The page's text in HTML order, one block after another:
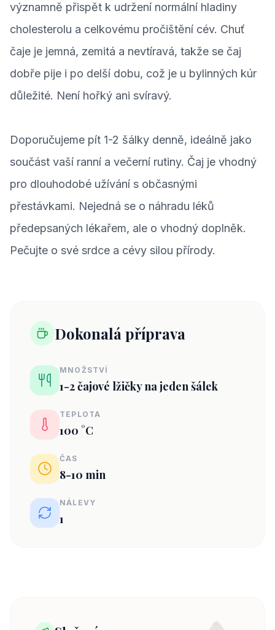
významně přispět k udržení normální hladiny
cholesterolu a celkovému pročištění cév. Chuť
čaje je jemná, zemitá a nevtíravá, takže se čaj
dobře pije i po delší dobu, což je u bylinných kúr
důležité. Není hořký ani svíravý.
Doporučujeme pít 1-2 šálky denně, ideálně jako
součást vaší ranní a večerní rutiny. Čaj je vhodný
pro dlouhodobé užívání s občasnými
přestávkami. Nejedná se o náhradu léků
předepsaných lékařem, ale o vhodný doplněk.
Pečujte o své srdce a cévy silou přírody.
Dokonalá příprava
MNOŽSTVÍ
1-2 čajové lžičky na jeden šálek
TEPLOTA
100 °C
ČAS
8-10 min
NÁLEVY
1